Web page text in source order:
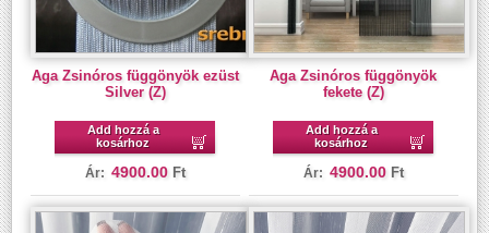
Aga Zsinóros függönyök ezüst
Silver (Z)
Add hozzá a
kosárhoz
Ár: 4900.00 Ft
Aga Zsinóros függönyök
fekete (Z)
Add hozzá a
kosárhoz
Ár: 4900.00 Ft